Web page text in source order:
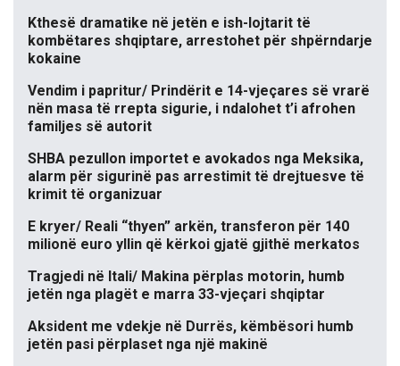
Kthesë dramatike në jetën e ish-lojtarit të
kombëtares shqiptare, arrestohet për shpërndarje
kokaine
Vendim i papritur/ Prindërit e 14-vjeçares së vrarë
nën masa të rrepta sigurie, i ndalohet t’i afrohen
familjes së autorit
SHBA pezullon importet e avokados nga Meksika,
alarm për sigurinë pas arrestimit të drejtuesve të
krimit të organizuar
E kryer/ Reali “thyen” arkën, transferon për 140
milionë euro yllin që kërkoi gjatë gjithë merkatos
Tragjedi në Itali/ Makina përplas motorin, humb
jetën nga plagët e marra 33-vjeçari shqiptar
Aksident me vdekje në Durrës, këmbësori humb
jetën pasi përplaset nga një makinë